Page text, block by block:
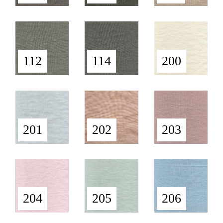
112 114 200
201 202 203
204 205 206